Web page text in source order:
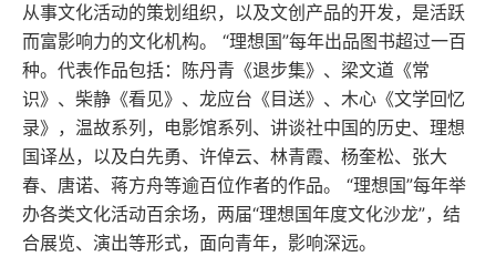
中，他们对伦敦和巴黎的熟悉，多于对印尼的岛屿
的了解，另外印尼原始信奉巫术，很多地区还属于
种族部落状态。底层民众依靠宗教安慰和麻痹，雅
加达的高楼大厦和贫民窟（铁皮屋）共存，这几年
经济稳定，但懂王退群，撤掉承诺的 200 亿美元的
能源转型投资，让印尼转向加入金砖集团，最近的
关税大战，更是懂王变疯王的表现，40 年前东盟
从事文化活动的策划组织，以及文创产品的开发，是活跃
而富影响力的文化机构。 “理想国”每年出品图书超过一百
种。代表作品包括：陈丹青《退步集》、梁文道《常
识》、柴静《看见》、龙应台《目送》、木心《文学回忆
录》，温故系列，电影馆系列、讲谈社中国的历史、理想
国译丛，以及白先勇、许倬云、林青霞、杨奎松、张大
春、唐诺、蒋方舟等逾百位作者的作品。 “理想国”每年举
办各类文化活动百余场，两届“理想国年度文化沙龙”，结
合展览、演出等形式，面向青年，影响深远。